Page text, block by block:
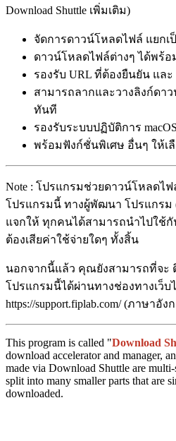
Download Shuttle เพิ่มเติม)
จัดการดาวน์โหลดไฟล์ แยกเ
ดาวน์โหลดไฟล์ต่างๆ ได้พร้
รองรับ URL ที่ต้องยืนยัน แล
สามารถลากและวางลิงก์ดา
ทันที
รองรับระบบปฏิบัติการ
พร้อมฟังก์ชั่นพิเศษ อื่นๆ ให้เ
Note : โปรแกรมช่วยดาวน์โหลดไฟล์
โปรแกรมนี้ ทางผู้พัฒนา โปรแกรม
แจกให้ ทุกคนได้สามารถนำไปใช้
ต้องเสียค่าใช้จ่ายใดๆ ทั้งสิ้น
นอกจากนี้แล้ว คุณยังสามารถที่จะ
โปรแกรมนี้ได้ผ่านทางช่องทางเว็บไ
https://support.fiplab.com/ (ภาษาอั
This program is called "Download
download accelerator and manager,
made via Download Shuttle are
split into many smaller parts that are
downloaded.